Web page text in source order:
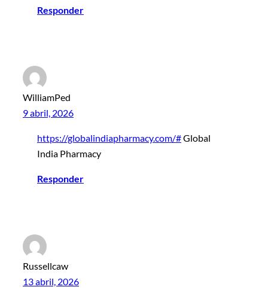
Responder
WilliamPed
9 abril, 2026
https://globalindiapharmacy.com/#Global
India Pharmacy
Responder
Russellcaw
13 abril, 2026